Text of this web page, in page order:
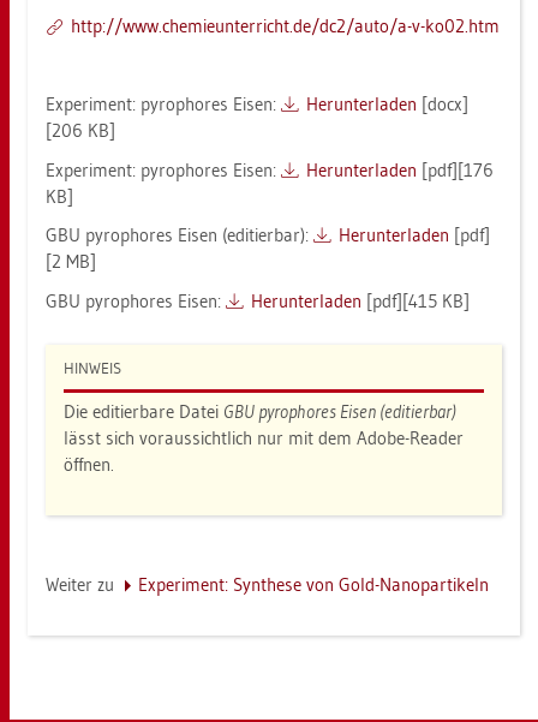
http://​www.​che​mieu​nter​rich​t.​de/​dc2/​auto/​a-​v-​ko02.​htm
Ex­pe­ri­ment: py­ro­pho­res Eisen: Her­un­ter­la­den [docx]
[206 KB]
Ex­pe­ri­ment: py­ro­pho­res Eisen:
Her­un­ter­la­den [pdf][176
KB]
GBU py­ro­pho­res Eisen (edi­tier­bar):
Her­un­ter­la­den [pdf]
[2 MB]
GBU py­ro­pho­res Eisen:
Her­un­ter­la­den [pdf][415 KB]
HIN­WEIS
Die edi­tier­ba­re Datei GBU py­ro­pho­res Eisen (edi­tier­bar)
lässt sich vor­aus­sicht­lich nur mit dem Adobe-Re­a­der
öff­nen.
Wei­ter zu Ex­pe­ri­ment: Syn­the­se von Gold-Na­no­par­ti­keln